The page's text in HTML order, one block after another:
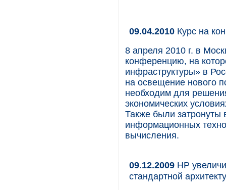
09.04.2010 Курс на
8 апреля 2010 г. в
конференцию, на
инфраструктуры» в
на освещение нового
необходим для
экономических
Также были затронуты
информационных
вычисления.
09.12.2009 НР
стандартной